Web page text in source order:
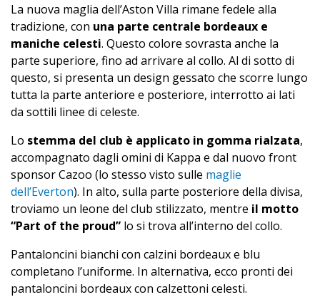
La nuova maglia dell’Aston Villa rimane fedele alla
tradizione, con una parte centrale bordeaux e
maniche celesti. Questo colore sovrasta anche la
parte superiore, fino ad arrivare al collo. Al di sotto di
questo, si presenta un design gessato che scorre lungo
tutta la parte anteriore e posteriore, interrotto ai lati
da sottili linee di celeste.
Lo stemma del club è applicato in gomma rialzata,
accompagnato dagli omini di Kappa e dal nuovo front
sponsor Cazoo (lo stesso visto sulle maglie
dell’Everton). In alto, sulla parte posteriore della divisa,
troviamo un leone del club stilizzato, mentre il motto
“Part of the proud” lo si trova all’interno del collo.
Pantaloncini bianchi con calzini bordeaux e blu
completano l’uniforme. In alternativa, ecco pronti dei
pantaloncini bordeaux con calzettoni celesti.